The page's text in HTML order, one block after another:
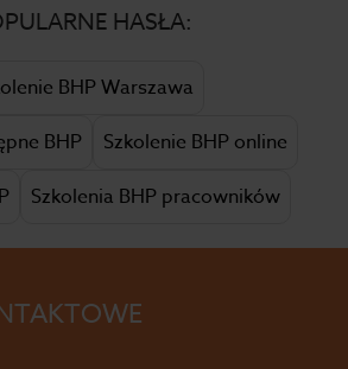
HASŁA:
BHP Warszawa
BHP
Szkolenie BHP online
Szkolenia BHP pracowników